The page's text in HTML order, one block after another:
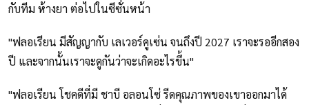
กับทีม ห้างยา ต่อไปในซีซั่นหน้า
"ฟลอเรียน มีสัญญากับ เลเวอร์คูเซ่น จนถึงปี 2027 เราจะรออีกสอง
ปี และจากนั้นเราจะดูกันว่าจะเกิดอะไรขึ้น"
"ฟลอเรียน โชคดีที่มี ชาบี อลอนโซ่ รีดคุณภาพของเขาออกมาได้